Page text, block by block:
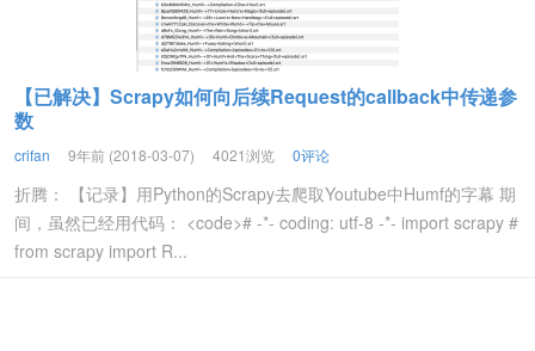
【已解决】Scrapy如何向后续Request的callback中传递参
数
crifan 9年前 (2018-03-07) 4021浏览 0评论
折腾： 【记录】用Python的Scrapy去爬取Youtube中Humf的字幕 期
间，虽然已经用代码： <code># -*- coding: utf-8 -*- import scrapy #
from scrapy import R...